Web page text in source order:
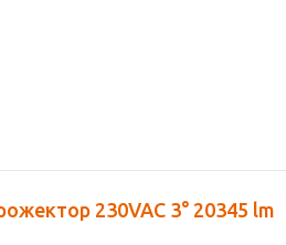
230VAC 3° 20345 lm